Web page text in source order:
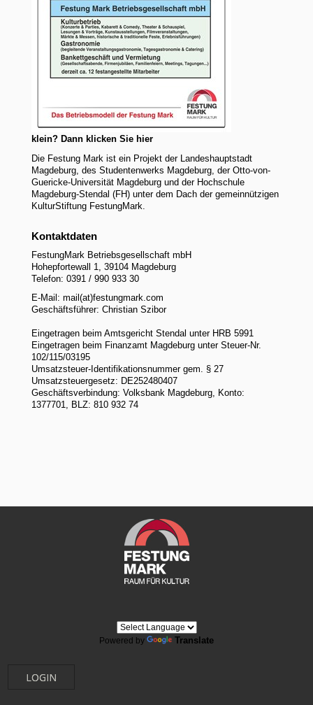
klein? Dann klicken Sie hier
Die Festung Mark ist ein Projekt der Landeshauptstadt
Magdeburg, des Studentenwerks Magdeburg, der Otto-von-
Guericke-Universität Magdeburg und der Hochschule
Magdeburg-Stendal (FH) unter dem Dach der gemeinnützigen
KulturStiftung FestungMark.
Kontaktdaten
FestungMark Betriebsgesellschaft mbH
Hohepfortewall 1, 39104 Magdeburg
Telefon: 0391 / 990 933 30
E-Mail: mail(at)festungmark.com
Geschäftsführer: Christian Szibor
Eingetragen beim Amtsgericht Stendal unter HRB 5991
Eingetragen beim Finanzamt Magdeburg unter Steuer-Nr.
102/115/03195
Umsatzsteuer-Identifikationsnummer gem. § 27
Umsatzsteuergesetz: DE252480407
Geschäftsverbindung: Volksbank Magdeburg, Konto:
1377701, BLZ: 810 932 74
Powered by Translate
LOGIN